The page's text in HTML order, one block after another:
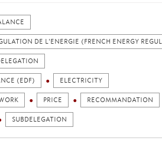
DE L'ENERGIE (FRENCH ENERGY
(EDF) ELECTRICITY
PRICE RECOMMANDATION
SUBDELEGATION